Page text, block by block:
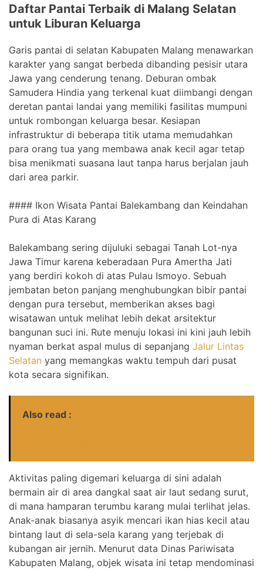
Daftar Pantai Terbaik di Malang Selatan
untuk Liburan Keluarga
Garis pantai di selatan Kabupaten Malang menawarkan
karakter yang sangat berbeda dibanding pesisir utara
Jawa yang cenderung tenang. Deburan ombak
Samudera Hindia yang terkenal kuat diimbangi dengan
deretan pantai landai yang memiliki fasilitas mumpuni
untuk rombongan keluarga besar. Kesiapan
infrastruktur di beberapa titik utama memudahkan
para orang tua yang membawa anak kecil agar tetap
bisa menikmati suasana laut tanpa harus berjalan jauh
dari area parkir.
#### Ikon Wisata Pantai Balekambang dan Keindahan
Pura di Atas Karang
Balekambang sering dijuluki sebagai Tanah Lot-nya
Jawa Timur karena keberadaan Pura Amertha Jati
yang berdiri kokoh di atas Pulau Ismoyo. Sebuah
jembatan beton panjang menghubungkan bibir pantai
dengan pura tersebut, memberikan akses bagi
wisatawan untuk melihat lebih dekat arsitektur
bangunan suci ini. Rute menuju lokasi ini kini jauh lebih
nyaman berkat aspal mulus di sepanjang Jalur Lintas
Selatan yang memangkas waktu tempuh dari pusat
kota secara signifikan.
Also read :
Aktivitas paling digemari keluarga di sini adalah
bermain air di area dangkal saat air laut sedang surut,
di mana hamparan terumbu karang mulai terlihat jelas.
Anak-anak biasanya asyik mencari ikan hias kecil atau
bintang laut di sela-sela karang yang terjebak di
kubangan air jernih. Menurut data Dinas Pariwisata
Kabupaten Malang, objek wisata ini tetap mendominasi